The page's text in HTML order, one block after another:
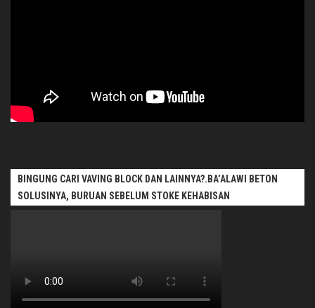
BINGUNG CARI VAVING BLOCK DAN LAINNYA?.BA’ALAWI BETON
SOLUSINYA, BURUAN SEBELUM STOKE KEHABISAN